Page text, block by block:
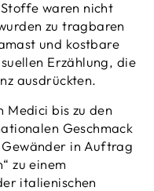
waren nicht
zu tragbaren
und kostbare
Erzählung, die
ausdrückten.
Medici bis zu den
Geschmack
in Auftrag
zu einem
italienischen